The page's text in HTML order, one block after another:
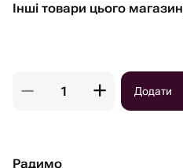
Інші товари цього
Додати
Радимо